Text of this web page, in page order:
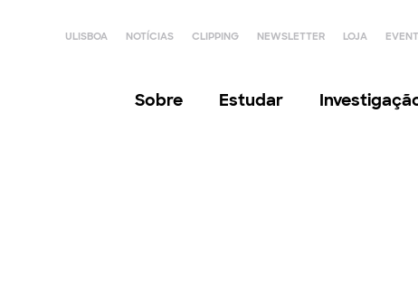
ULISBOA NOTÍCIAS CLIPPING NEWSLETTER LOJA
Sobre Estudar